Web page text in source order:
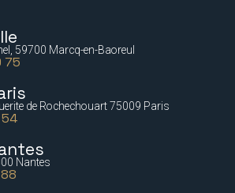
59700 Marcq-en-Baoreul
75
de Rochechouart 75009 Paris
Nantes